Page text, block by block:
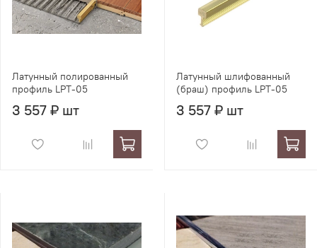
Латунный полированный
профиль LPT-05
3 557 ₽ шт
Латунный шлифованный
(браш) профиль LPT-05
3 557 ₽ шт